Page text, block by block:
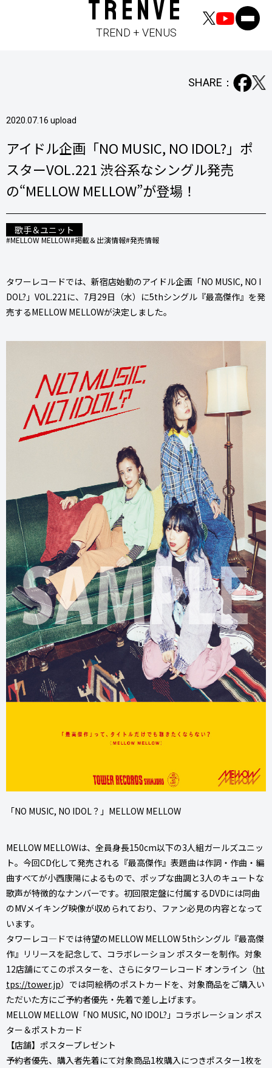
TRENVE
TREND + VENUS
2020.07.16 upload
SHARE：
アイドル企画「NO MUSIC, NO IDOL?」ポ
スターVOL.221 渋谷系なシングル発売
の“MELLOW MELLOW”が登場！
歌手＆ユニット
#MELLOW MELLOW#掲載＆出演情報#発売情報
タワーレコードでは、新宿店始動のアイドル企画「NO MUSIC, NO I
DOL?」VOL.221に、7月29日（水）に5thシングル『最高傑作』を発
売するMELLOW MELLOWが決定しました。
「NO MUSIC, NO IDOL？」MELLOW MELLOW
MELLOW MELLOWは、全員身長150cm以下の3人組ガールズユニッ
ト。今回CD化して発売される『最高傑作』表題曲は作詞・作曲・編
曲すべてが小西康陽によるもので、ポップな曲調と3人のキュートな
歌声が特徴的なナンバーです。初回限定盤に付属するDVDには同曲
のMVメイキング映像が収められており、ファン必見の内容となって
います。
タワーレコ―ドでは待望のMELLOW MELLOW 5thシングル『最高傑
作』リリースを記念して、コラボレーション ポスターを制作。対象
12店舗にてこのポスターを、さらにタワーレコード オンライン（ht
tps://tower.jp）では同絵柄のポストカードを、対象商品をご購入い
ただいた方にご予約者優先・先着で差し上げます。
MELLOW MELLOW「NO MUSIC, NO IDOL?」コラボレーション ポス
ター＆ポストカード
【店舗】ポスタープレゼント
予約者優先、購入者先着にて対象商品1枚購入につきポスター1枚を